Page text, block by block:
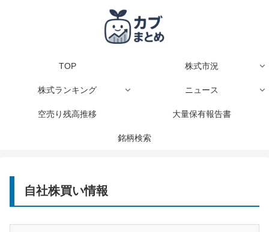
TOP 株式市況
株式ランキング ニュース
空売り残高推移 大量保有報告書
銘柄検索
自社株買い情報